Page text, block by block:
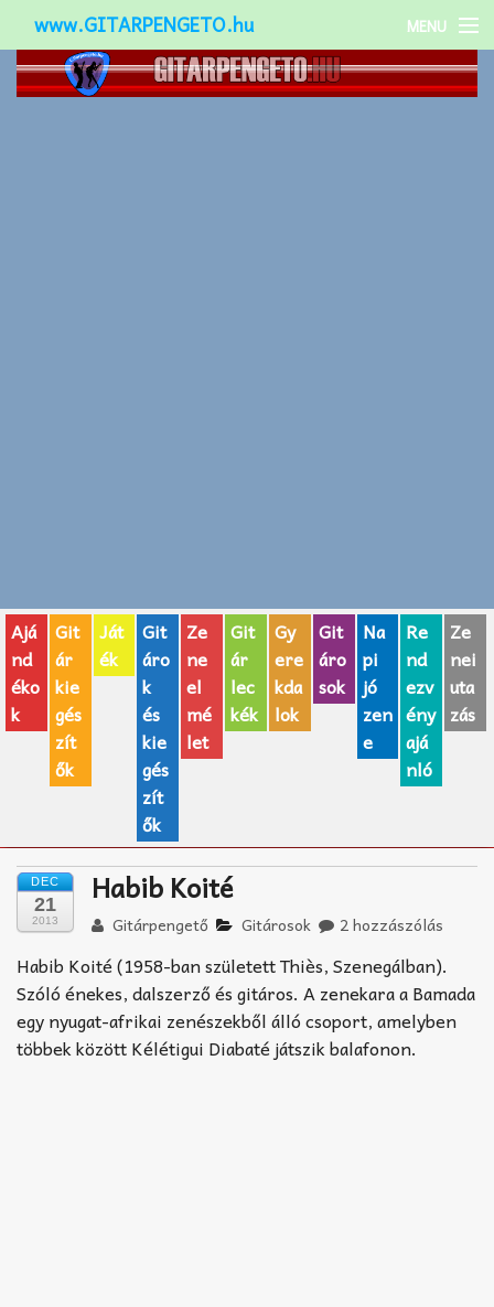
www.GITARPENGETO.hu MENU
Népszerű-
AJÁNDÉK ÖTLETEK
Vicces
GITÁR MÁRKÁK
TOP100 nóta
Zeneiskolák
Zeneszerzés alapjai
Akkord-kotta
TABok
Ajá
nd
éko
k
Git
ár
kie
gés
zít
ők
Ját
ék
Git
áro
k
és
kie
gés
zít
ők
Ze
ne
el
mé
let
Git
ár
lec
kék
Gy
ere
kda
lok
Git
áro
sok
Na
pi
jó
zen
e
Re
nd
ezv
ény
ajá
nló
Ze
nei
uta
zás
DEC
21
2013
Habib Koité
Gitárpengető Gitárosok 2 hozzászólás
Habib Koité (1958-ban született Thiès, Szenegálban).
Szóló énekes, dalszerző és gitáros. A zenekara a Bamada
egy nyugat-afrikai zenészekből álló csoport, amelyben
többek között Kélétigui Diabaté játszik balafonon.